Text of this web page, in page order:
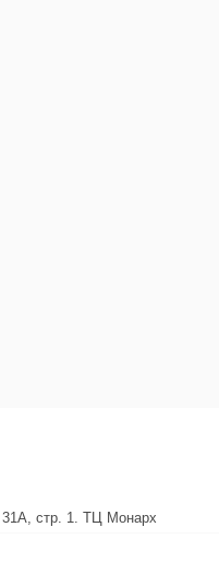
31А, стр. 1. ТЦ Монарх